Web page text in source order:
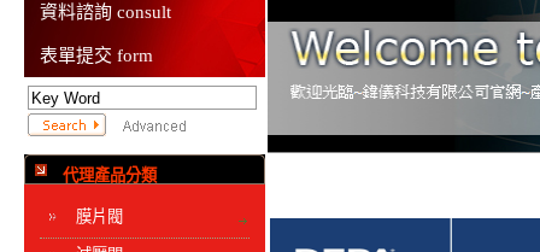
資料諮詢 consult
表單提交 form
代理產品分類
膜片閥